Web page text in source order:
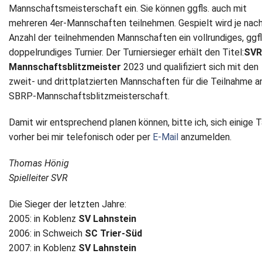
Mannschaftsmeisterschaft ein. Sie können ggfls. auch mit
mehreren 4er-Mannschaften teilnehmen. Gespielt wird je
Anzahl der teilnehmenden Mannschaften ein vollrundiges,
doppelrundiges Turnier. Der Turniersieger erhält den Titel:
Mannschaftsblitzmeister 2023 und qualifiziert sich mit den
zweit- und drittplatzierten Mannschaften für die Teilnahme
SBRP-Mannschaftsblitzmeisterschaft.
Damit wir entsprechend planen können, bitte ich, sich einige
vorher bei mir telefonisch oder per E-Mail anzumelden.
Thomas Hönig
Spielleiter SVR
Die Sieger der letzten Jahre:
2005: in Koblenz SV Lahnstein
2006: in Schweich SC Trier-Süd
2007: in Koblenz SV Lahnstein